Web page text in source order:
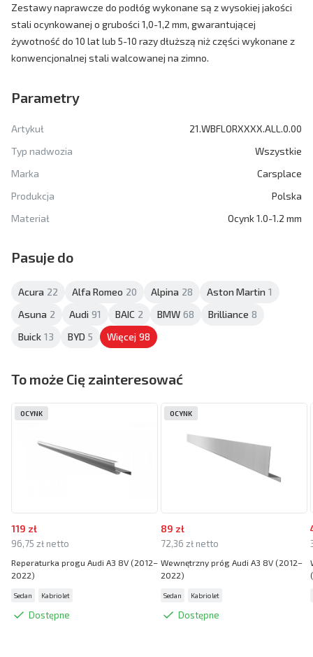
Zestawy naprawcze do podłóg wykonane są z wysokiej jakości
stali ocynkowanej o grubości 1,0-1,2 mm, gwarantującej
żywotność do 10 lat lub 5-10 razy dłuższą niż części wykonane z
konwencjonalnej stali walcowanej na zimno.
Parametry
Artykuł
21.WBFLORXXXX.ALL.0.00
Typ nadwozia
Wszystkie
Marka
Carsplace
Produkcja
Polska
Materiał
Ocynk 1.0-1.2 mm
Pasuje do
Acura 22 Alfa Romeo 20 Alpina 28 Aston Martin 1
Asuna 2 Audi 91 BAIC 2 BMW 68 Brilliance 8
Buick 13 BYD 5 Więcej 98
To może Cię zainteresować
119 zł
96,75 zł netto
Reperaturka progu Audi A3 8V (2012–
2022)
Sedan Kabriolet
Dostępne
OCYNK
89 zł
72,36 zł netto
Wewnętrzny próg Audi A3 8V (2012–
2022)
Sedan Kabriolet
Dostępne
OCYNK